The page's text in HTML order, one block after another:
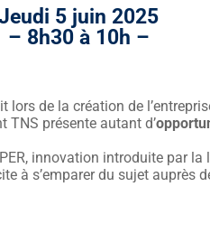
5 juin 2025
– 8h30 à 10h –
de la création de
TNS présente autant d’
innovation introduite par la
à s’emparer du sujet auprès